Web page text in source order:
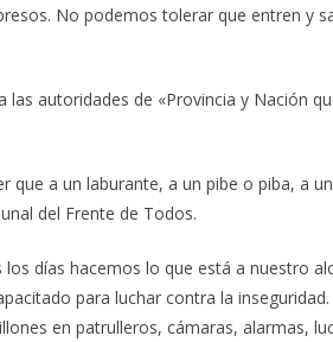
No podemos tolerar que entren y
autoridades de «Provincia y Nación
que a un laburante, a un pibe o piba, a
del Frente de Todos.
días hacemos lo que está a nuestro
para luchar contra la
en patrulleros, cámaras, alarmas,